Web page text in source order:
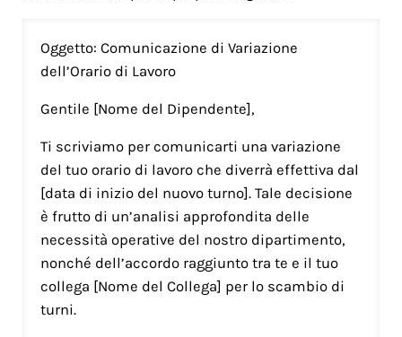
Oggetto: Comunicazione di Variazione
dell’Orario di Lavoro
Gentile [Nome del Dipendente],
Ti scriviamo per comunicarti una variazione
del tuo orario di lavoro che diverrà effettiva dal
[data di inizio del nuovo turno]. Tale decisione
è frutto di un’analisi approfondita delle
necessità operative del nostro dipartimento,
nonché dell’accordo raggiunto tra te e il tuo
collega [Nome del Collega] per lo scambio di
turni.